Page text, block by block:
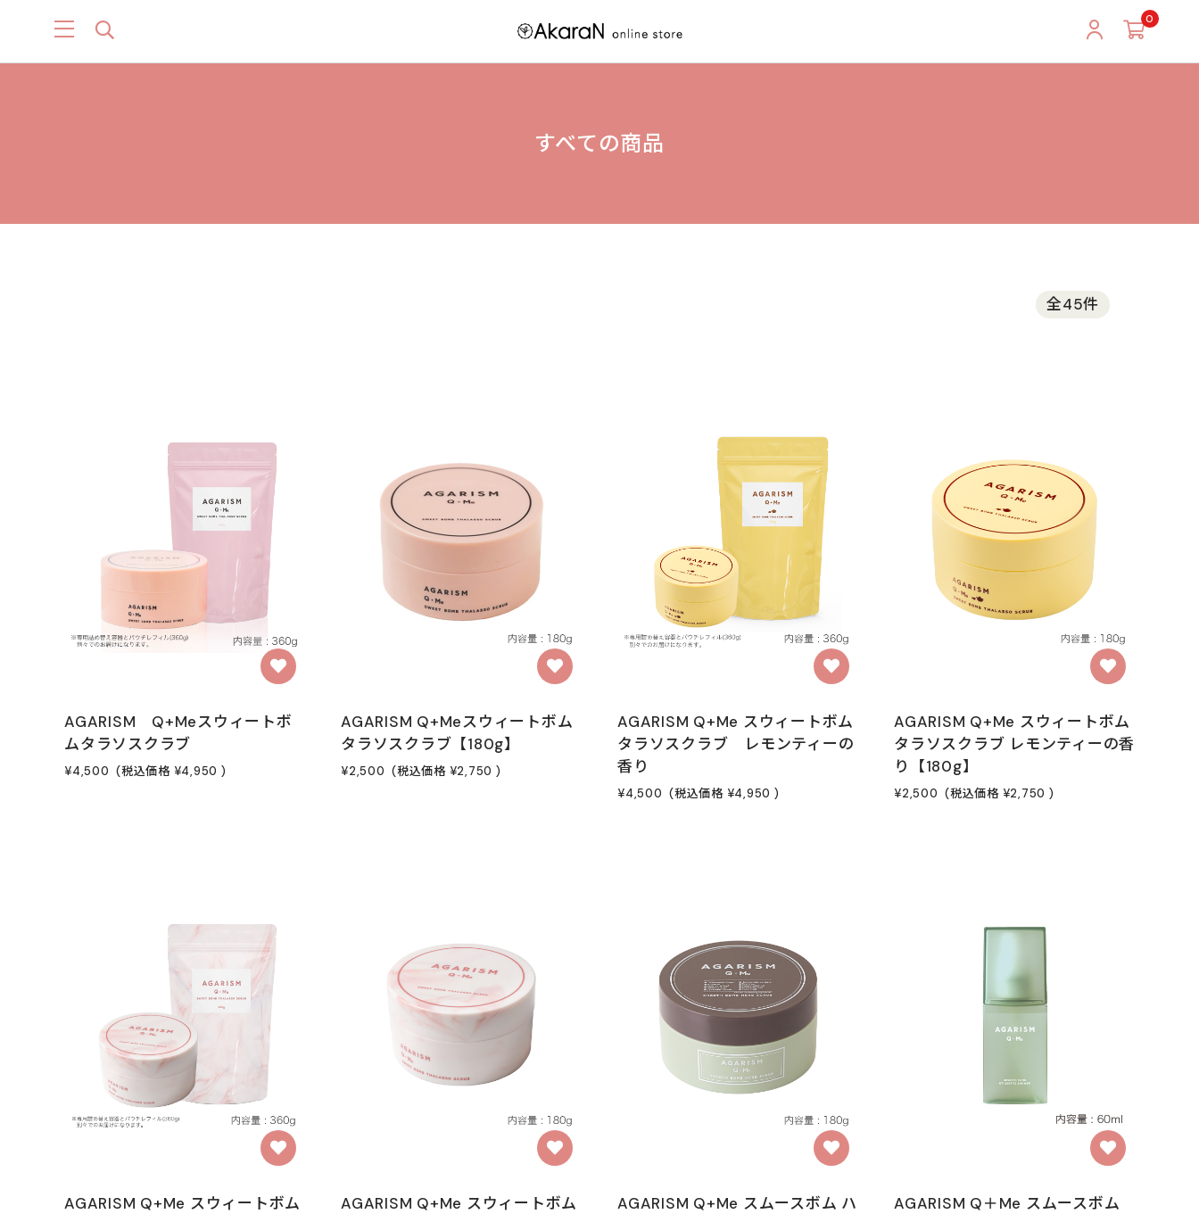
0
すべての商品
全45件
AGARISM Q+Meスウィートボ
ムタラソスクラブ
¥4,500 (税込価格 ¥4,950 )
AGARISM Q+Meスウィートボム
タラソスクラブ【180g】
¥2,500 (税込価格 ¥2,750 )
AGARISM Q+Me スウィートボム
タラソスクラブ レモンティーの
香り
¥4,500 (税込価格 ¥4,950 )
AGARISM Q+Me スウィートボム
タラソスクラブ レモンティーの香
り【180g】
¥2,500 (税込価格 ¥2,750 )
AGARISM Q+Me スウィートボム
AGARISM Q+Me スウィートボム
AGARISM Q+Me スムースボム ハ
AGARISM Q＋Me スムースボム